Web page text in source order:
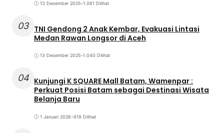
13 Desember 2025•1.081 Dilihat
03 TNI Gendong 2 Anak Kembar, Evakuasi Lintasi
Medan Rawan Longsor di Aceh
13 Desember 2025•1.040 Dilihat
04 Kunjungi K SQUARE Mall Batam, Wamenpar :
Perkuat Posisi Batam sebagai Destinasi Wisata
Belanja Baru
1 Januari 2026•919 Dilihat